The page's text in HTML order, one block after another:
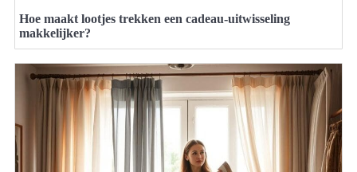
Hoe maakt lootjes trekken een cadeau-uitwisseling
makkelijker?